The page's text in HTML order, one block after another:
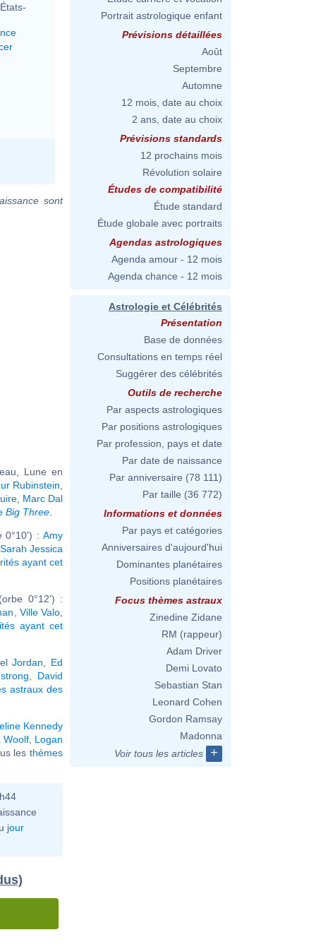
sont
Lune en
Rubinstein
, Marc Dal
Big Three
0°10') : Amy
Sarah Jessica
ayant cet
0°12') :
Ville Valo
ayant cet
Jordan
Ed
David
astraux des
Kennedy
Woolf Logan
lesthèmes
jour
Portrait astrologique enfant
Prévisions détaillées
Août
Septembre
Automne
12 mois, date au choix
2 ans, date au choix
Prévisions standards
12 prochains mois
Révolution solaire
Études de compatibilité
Étude standard
Étude globale avec portraits
Agendas astrologiques
Agenda amour - 12 mois
Agenda chance - 12 mois
Astrologie et Célébrités
Présentation
Base de données
Consultations en temps réel
Suggérer des célébrités
Outils de recherche
Par aspects astrologiques
Par positions astrologiques
Par profession, pays et date
Par date de naissance
Par anniversaire (78 111)
Par taille (36 772)
Informations et données
Par pays et catégories
Anniversaires d'aujourd'hui
Dominantes planétaires
Positions planétaires
Focus thèmes astraux
Zinedine Zidane
RM (rappeur)
Adam Driver
Demi Lovato
Sebastian Stan
Leonard Cohen
Gordon Ramsay
Madonna
Voir tous les articles
+